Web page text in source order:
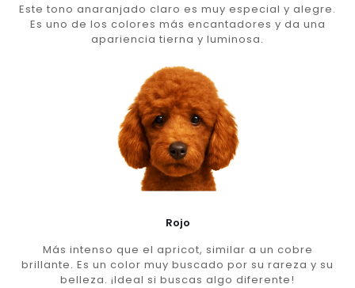
Este tono anaranjado claro es muy especial y alegre.
Es uno de los colores más encantadores y da una
apariencia tierna y luminosa.
Rojo
Más intenso que el apricot, similar a un cobre
brillante. Es un color muy buscado por su rareza y su
belleza. ¡Ideal si buscas algo diferente!